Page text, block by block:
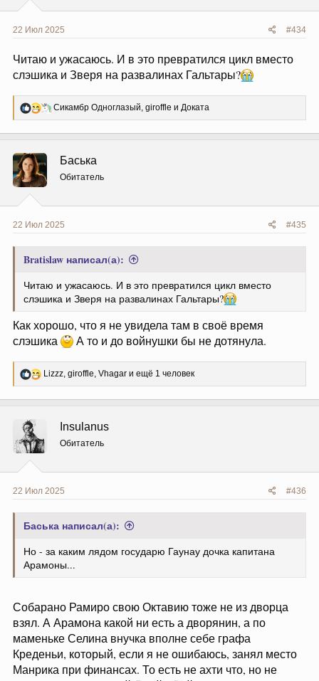
22 Июл 2025 #434
Читаю и ужасаюсь. И в это превратился цикл вместо
слэшика и Зверя на развалинах Гальтары?
Р
Сикамбр Одноглазый giroffle и Доката
Баська
Обитатель
22 Июл 2025 #435
Bratislaw написал(а):
Читаю и ужасаюсь. И в это превратился цикл вместо
слэшика и Зверя на развалинах Гальтары?
Как хорошо, что я не увидела там в своё время
слэшика
А то и до войнушки бы не дотянула.
Р
и
:
Lizzz giroffle Vhagar и ещё 1 человек
Insulanus
Обитатель
22 Июл 2025 #436
Баська написал(а):
Но - за каким лядом государю Гаунау дочка капитана
Арамоны...
Собарано Рамиро свою Октавию тоже не из дворца
взял. А Арамона какой ни есть а дворянин, а по
маменьке Селина внучка вполне себе графа
Креденьи, который, если я не ошибаюсь, занял место
Манрика при финансах. То есть не ахти что, но не